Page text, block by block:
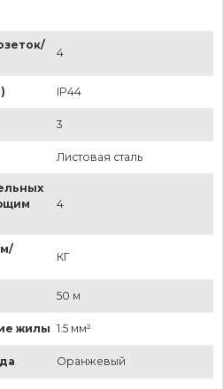
4
IP44
3
Листовая сталь
4
КГ
50 м
жилы 1.5 мм²
Оранжевый